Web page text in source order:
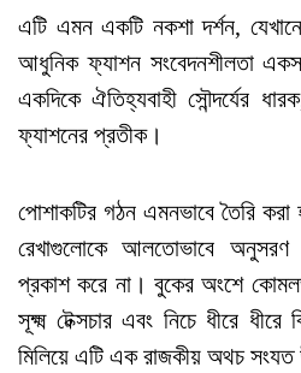
এটি এমন একটি নকশা দর্শন,
আধুনিক ফ্যাশন সংবেদনশীলতা
একদিকে ঐতিহ্যবাহী সৌন্দর্যের
ফ্যাশনের প্রতীক।
পোশাকটির গঠন এমনভাবে তৈরি করা
রেখাগুলোকে আলতোভাবে অনুসরণ
প্রকাশ করে না। বুকের অংশে
সূক্ষ্ম টেক্সচার এবং নিচে ধীরে
মিলিয়ে এটি এক রাজকীয় অথচ সংযত